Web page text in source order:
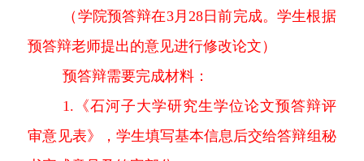
（学院预答辩在3月28日前完成。学生根据
预答辩老师提出的意见进行修改论文）
预答辩需要完成材料：
1.《石河子大学研究生学位论文预答辩评
审意见表》，学生填写基本信息后交给答辩组秘